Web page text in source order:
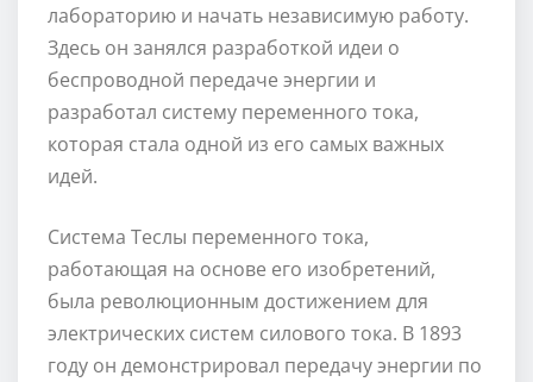
лабораторию и начать независимую работу.
Здесь он занялся разработкой идеи о
беспроводной передаче энергии и
разработал систему переменного тока,
которая стала одной из его самых важных
идей.
Система Теслы переменного тока,
работающая на основе его изобретений,
была революционным достижением для
электрических систем силового тока. В 1893
году он демонстрировал передачу энергии по